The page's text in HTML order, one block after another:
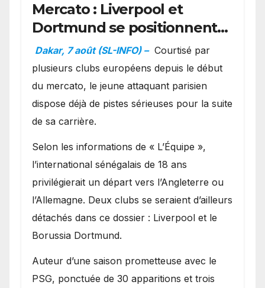
Mercato : Liverpool et
Dortmund se positionnent
en favoris pour recruter
Ibrahim Mbaye
Dakar, 7 août (SL-INFO) – Courtisé par
plusieurs clubs européens depuis le début
du mercato, le jeune attaquant parisien
dispose déjà de pistes sérieuses pour la suite
de sa carrière.
Selon les informations de « L’Équipe »,
l’international sénégalais de 18 ans
privilégierait un départ vers l’Angleterre ou
l’Allemagne. Deux clubs se seraient d’ailleurs
détachés dans ce dossier : Liverpool et le
Borussia Dortmund.
Auteur d’une saison prometteuse avec le
PSG, ponctuée de 30 apparitions et trois